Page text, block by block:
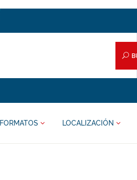
FORMATOS LOCALIZACIÓN